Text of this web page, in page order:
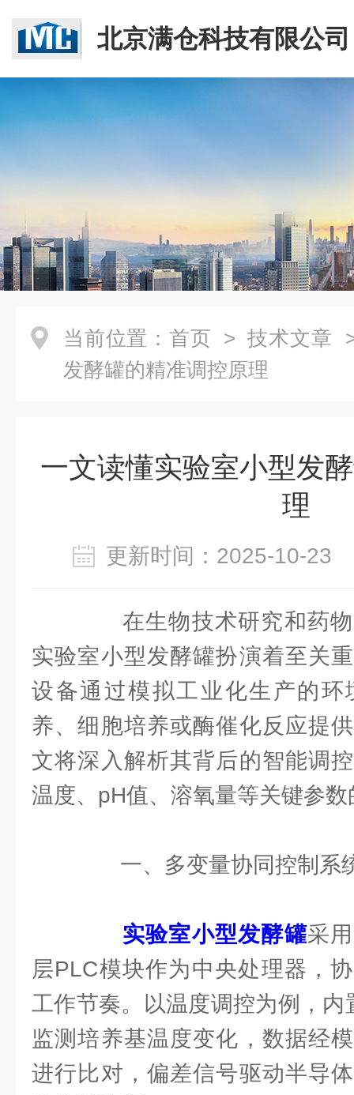
北京满仓科技有限公司
当前位置： 首页 > 技术文章
发酵罐的精准调控原理
一文读懂实验室小型发
理
更新时间：2025-10-
在生物技术研究和药物
实验室小型发酵罐扮演着至关
设备通过模拟工业化生产的环
养、细胞培养或酶催化反应提
文将深入解析其背后的智能调
温度、pH值、溶氧量等关键参数
一、多变量协同控制系
实验室小型发酵罐采
层PLC模块作为中央处理器，
工作节奏。以温度调控为例，
监测培养基温度变化，数据经
进行比对，偏差信号驱动半导